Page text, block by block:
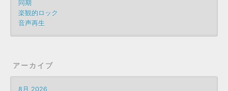
同期
楽観的ロック
音声再生
アーカイブ
8月 2026